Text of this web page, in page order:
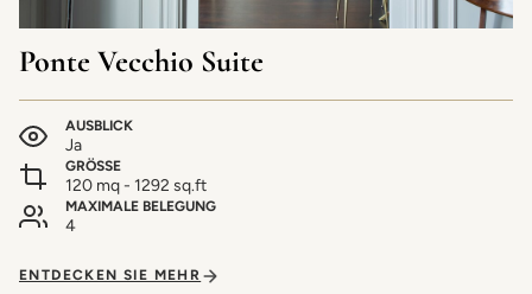
Ponte Vecchio Suite
AUSBLICK
Ja
GRÖSSE
120 mq - 1292 sq.ft
MAXIMALE BELEGUNG
4
ENTDECKEN SIE MEHR